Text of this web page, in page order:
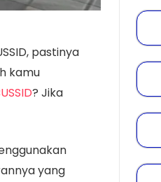
pastinya
kamu
? Jika
yang